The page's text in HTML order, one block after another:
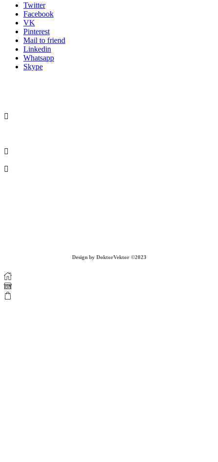
Twitter
Facebook
VK
Pinterest
Mail to friend
Linkedin
Whatsapp
Skype
Design by DoktorVektor ©2023